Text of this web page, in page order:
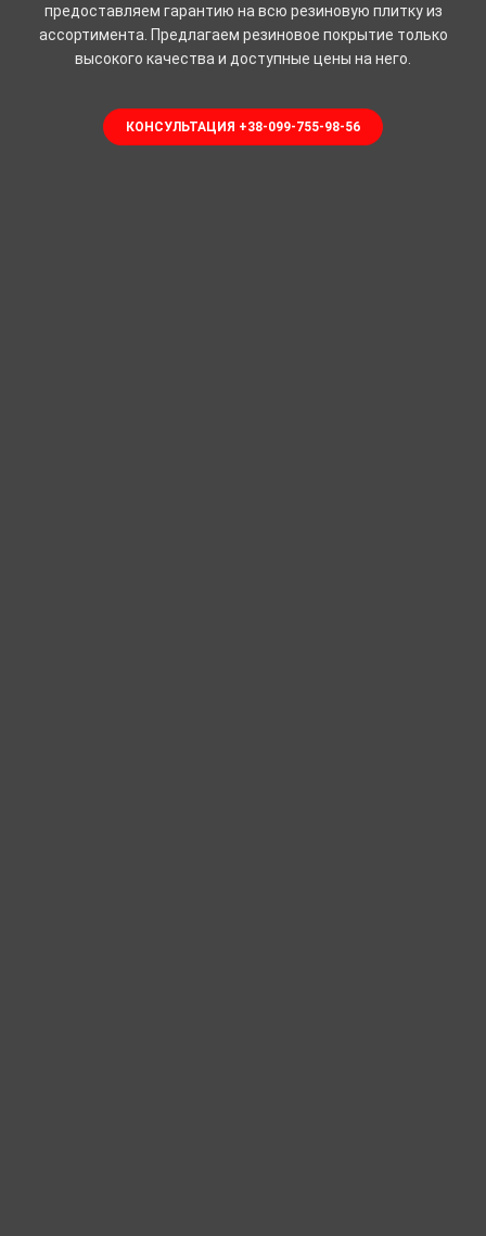
предоставляем гарантию на всю резиновую плитку из
ассортимента. Предлагаем резиновое покрытие только
высокого качества и доступные цены на него.
КОНСУЛЬТАЦИЯ +38-099-755-98-56